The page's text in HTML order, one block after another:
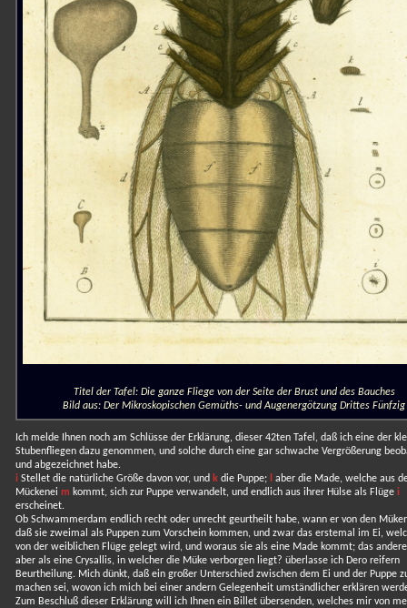
Titel der Tafel: Die ganze Fliege von der Seite der Brust und des Bauches
Bild aus: Der Mikroskopischen Gemüths- und Augenergötzung Drittes Fünfzig
Ich melde Ihnen noch am Schlüsse der Erklärung, dieser 42ten Tafel, daß ich eine der
Stubenfliegen dazu genommen, und solche durch eine gar schwache Vergrößerung
und abgezeichnet habe.
iStellet die natürliche Größe davon vor, und kdie Puppe; laber die Made, welche aus
Mückenei m kommt, sich zur Puppe verwandelt, und endlich aus ihrer Hülse als Flüge i
erscheinet.
Ob Schwammerdam endlich recht oder unrecht geurtheilt habe, wann er von den
daß sie zweimal als Puppen zum Vorschein kommen, und zwar das erstemal im Ei,
von der weiblichen Flüge gelegt wird, und woraus sie als eine Made kommt; das
aber als eine Crysallis, in welcher die Müke verborgen liegt? überlasse ich Dero reifern
Beurtheilung. Mich dünkt, daß ein großer Unterschied zwischen dem Ei und der Puppe
machen sei, wovon ich mich bei einer andern Gelegenheit umständlicher erklären
Zum Beschluß dieser Erklärung will ich Ihnen ein Billet übersenden, welches mir von